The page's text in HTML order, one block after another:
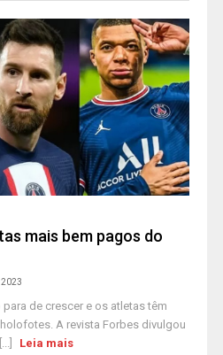
mais bem pagos do
2023
de crescer e os atletas têm
A revista Forbes divulgou
Leia mais